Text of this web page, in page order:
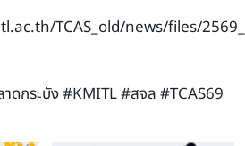
TCAS_old/news/files/
กระบัง #KMITL #สจล #TCAS69